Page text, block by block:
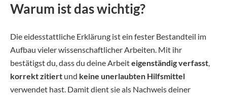
Warum ist das wichtig?
Die eidesstattliche Erklärung ist ein fester Bestandteil im
Aufbau vieler wissenschaftlicher Arbeiten. Mit ihr
bestätigst du, dass du deine Arbeiteigenständig verfasst,
korrekt zitiert und keine unerlaubten Hilfsmittel
verwendet hast. Damit dient sie als Nachweis deiner